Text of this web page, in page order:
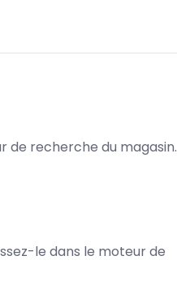
de recherche du magasin.
le dans le moteur de